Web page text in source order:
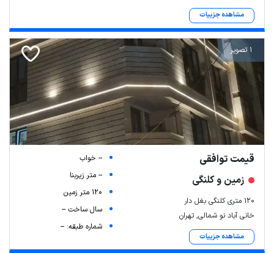
مشاهده جزییات
1 تصویر
قیمت توافقی
زمین و کلنگی
۱۲۰ متری کلنگی بغل دار
خانی آباد نو شمالی, تهران
مشاهده جزییات
-- خواب
-- متر زیربنا
120 متر زمین
سال ساخت --
شماره طبقه: --